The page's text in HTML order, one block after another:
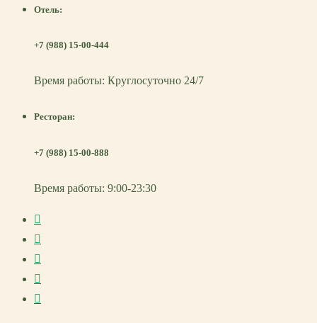
Отель:
+7 (988) 15-00-444
Время работы: Круглосуточно 24/7
Ресторан:
+7 (988) 15-00-888
Время работы: 9:00-23:30